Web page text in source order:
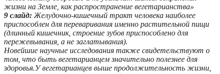
жизни на Земле, как распространение вегетарианства»
9 слайд: Желудочно-кишечный тракт человека наиболее
приспособлен для переваривания именно растительной пищи
(длинный кишечник, строение зубов приспособлено для
пережевывания, а не заглатывания).
Новейшие научные исследования также свидетельствуют о
том, что быть вегетарианцем значительно полезнее для
здоровья.У вегетарианцев выше продолжительность жизни,